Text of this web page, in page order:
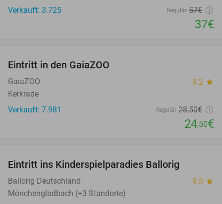
Verkauft: 3.725
Regulär 57€
37€
Eintritt in den GaiaZOO
GaiaZOO 9.2 star
Kerkrade
Verkauft: 7.981
Regulär 28,50€
24,50€
Eintritt ins Kinderspielparadies Ballorig
Ballorig Deutschland 9.3 star
Mönchengladbach (+3 Standorte)